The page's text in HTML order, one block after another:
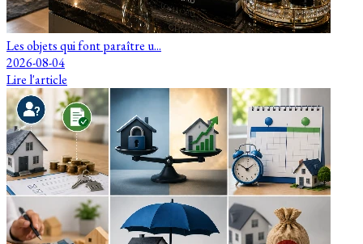
Les objets qui font paraître u...
2026-08-04
Lire l'article